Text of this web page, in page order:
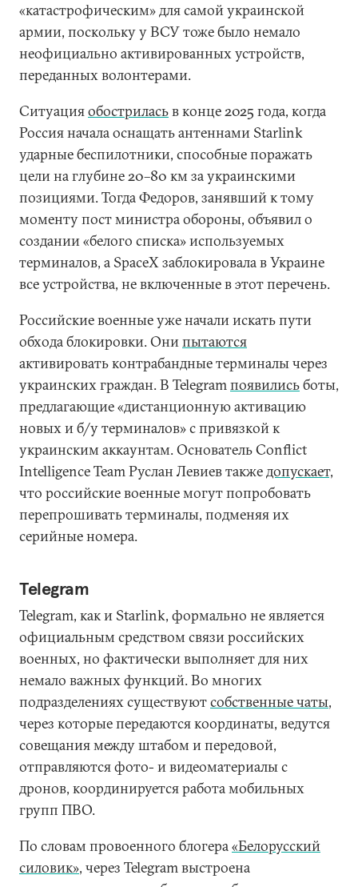
«катастрофическим» для самой украинской
армии, поскольку у ВСУ тоже было немало
неофициально активированных устройств,
переданных волонтерами.
Ситуацияобостриласьв конце 2025 года, когда
Россия начала оснащать антеннами Starlink
ударные беспилотники, способные поражать
цели на глубине 20–80 км за украинскими
позициями. Тогда Федоров, занявший к тому
моменту пост министра обороны, объявил о
создании «белого списка» используемых
терминалов, а SpaceX заблокировала в Украине
все устройства, не включенные в этот перечень.
Российские военные уже начали искать пути
обхода блокировки. Онипытаются
активировать контрабандные терминалы через
украинских граждан. В Telegramпоявилисьботы,
предлагающие «дистанционную активацию
новых и б/у терминалов» с привязкой к
украинским аккаунтам. Основатель Conflict
Intelligence Team Руслан Левиев такжедопускает,
что российские военные могут попробовать
перепрошивать терминалы, подменяя их
серийные номера.
Telegram
Telegram, как и Starlink, формально не является
официальным средством связи российских
военных, но фактически выполняет для них
немало важных функций. Во многих
подразделениях существуютсобственные чаты,
через которые передаются координаты, ведутся
совещания между штабом и передовой,
отправляются фото- и видеоматериалы с
дронов, координируется работа мобильных
групп ПВО.
По словам провоенного блогера«Белорусский
силовик», через Telegram выстроена